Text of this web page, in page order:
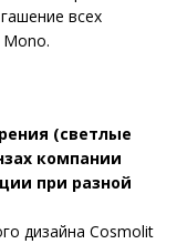
всех
(светлые
компании
при разной
дизайна Cosmolit